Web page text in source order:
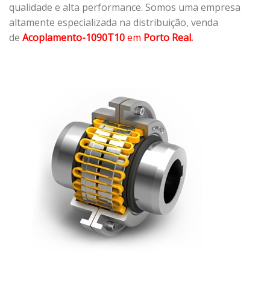
qualidade e alta performance. Somos uma empresa
altamente especializada na distribuição, venda
de Acoplamento-1090T10em Porto Real.